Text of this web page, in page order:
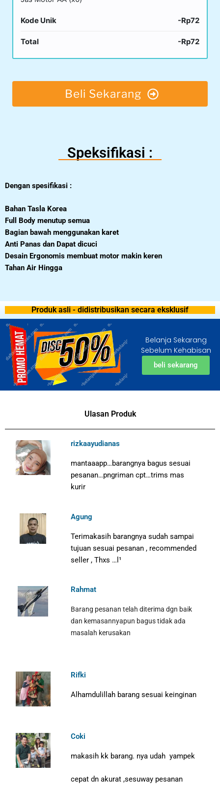
Kode Unik -Rp72
Total -Rp72
Beli Sekarang
Speksifikasi :
Dengan spesifikasi :
Bahan Tasla Korea
Full Body menutup semua
Bagian bawah menggunakan karet
Anti Panas dan Dapat dicuci
Desain Ergonomis membuat motor makin keren
Tahan Air Hingga
Produk asli - didistribusikan secara eksklusif
Belanja Sekarang
Sebelum Kehabisan
beli sekarang
Ulasan Produk
rizkaayudianas
mantaaapp…barangnya bagus sesuai
pesanan…pngriman cpt…trims mas
kurir
Agung
Terimakasih barangnya sudah sampai
tujuan sesuai pesanan , recommended
seller , Thxs …l¹
Rahmat
Barang pesanan telah diterima dgn baik
dan kemasannyapun bagus tidak ada
masalah kerusakan
Rifki
Alhamdulillah barang sesuai keinginan
Coki
makasih kk barang. nya udah yampek
cepat dn akurat ,sesuway pesanan